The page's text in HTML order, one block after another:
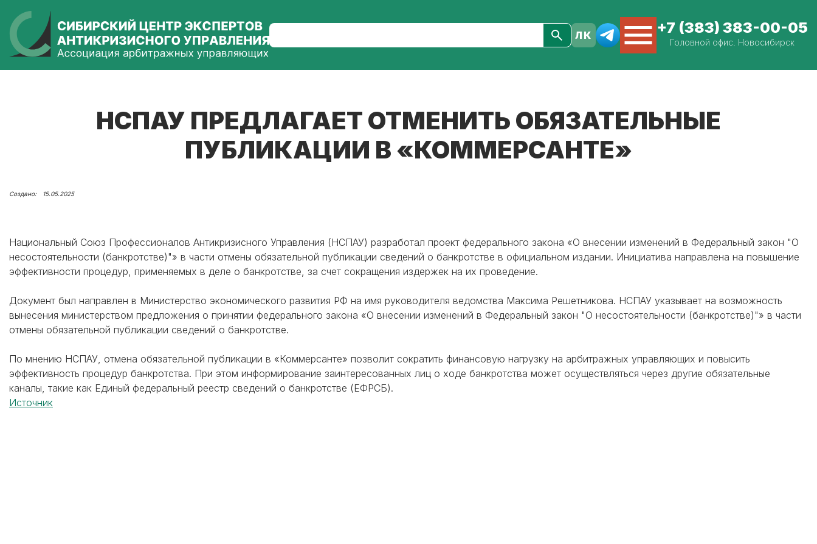
+7 (383) 383-00-05
Головной офис. Новосибирск
НСПАУ ПРЕДЛАГАЕТ ОТМЕНИТЬ ОБЯЗАТЕЛЬНЫЕ
ПУБЛИКАЦИИ В «КОММЕРСАНТЕ»
15.05.2025
Национальный Союз Профессионалов Антикризисного Управления (НСПАУ) разработал проект федерального закона «О внесении изменений в Федеральный закон "О
несостоятельности (банкротстве)"» в части отмены обязательной публикации сведений о банкротстве в официальном издании. Инициатива направлена на повышение
эффективности процедур, применяемых в деле о банкротстве, за счет сокращения издержек на их проведение.
Документ был направлен в Министерство экономического развития РФ на имя руководителя ведомства Максима Решетникова. НСПАУ указывает на возможность
вынесения министерством предложения о принятии федерального закона «О внесении изменений в Федеральный закон "О несостоятельности (банкротстве)"» в части
отмены обязательной публикации сведений о банкротстве.
По мнению НСПАУ, отмена обязательной публикации в «Коммерсанте» позволит сократить финансовую нагрузку на арбитражных управляющих и повысить
эффективность процедур банкротства. При этом информирование заинтересованных лиц о ходе банкротства может осуществляться через другие обязательные
каналы, такие как Единый федеральный реестр сведений о банкротстве (ЕФРСБ).
Источник